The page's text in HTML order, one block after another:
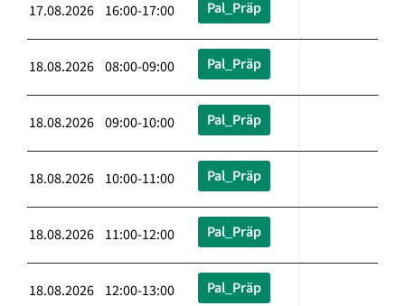
17.08.2026 16:00-17:00 Pal_Präp
18.08.2026 08:00-09:00 Pal_Präp
18.08.2026 09:00-10:00 Pal_Präp
18.08.2026 10:00-11:00 Pal_Präp
18.08.2026 11:00-12:00 Pal_Präp
18.08.2026 12:00-13:00 Pal_Präp